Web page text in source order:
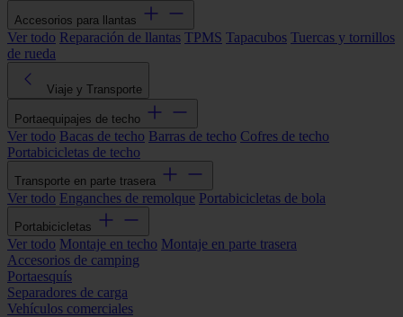
Accesorios para llantas
Ver todo Reparación de llantas TPMS Tapacubos Tuercas y tornillos
de rueda
Viaje y Transporte
Portaequipajes de techo
Ver todo Bacas de techo Barras de techo Cofres de techo
Portabicicletas de techo
Transporte en parte trasera
Ver todo Enganches de remolque Portabicicletas de bola
Portabicicletas
Ver todo Montaje en techo Montaje en parte trasera
Accesorios de camping
Portaesquís
Separadores de carga
Vehículos comerciales